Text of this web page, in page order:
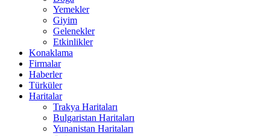
Yemekler
Giyim
Gelenekler
Etkinlikler
Konaklama
Firmalar
Haberler
Türküler
Haritalar
Trakya Haritaları
Bulgaristan Haritaları
Yunanistan Haritaları